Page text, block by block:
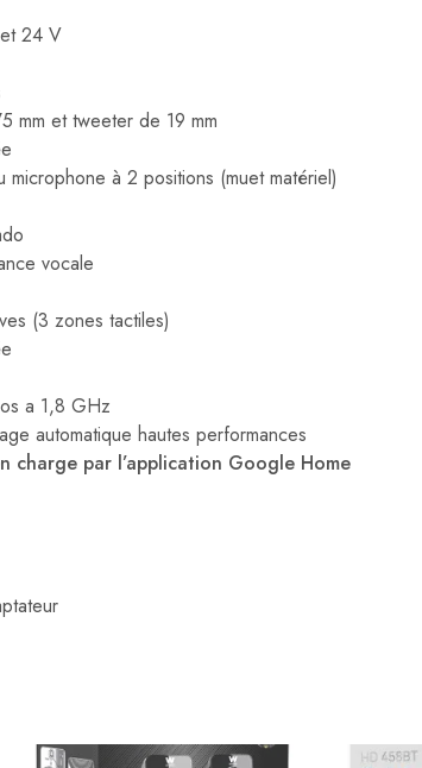
24 V
mm et tweeter de 19 mm
microphone à 2 positions (muet matériel)
vocale
(3 zones tactiles)
a 1,8 GHz
automatique hautes performances
charge par l’application Google Home